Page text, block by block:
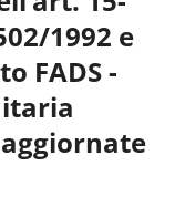
1992 e
FADS -